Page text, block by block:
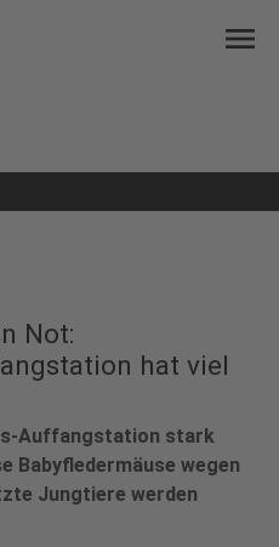
menu
Not:
hat viel
Auffangstation stark
Babyfledermäuse wegen
Jungtiere werden